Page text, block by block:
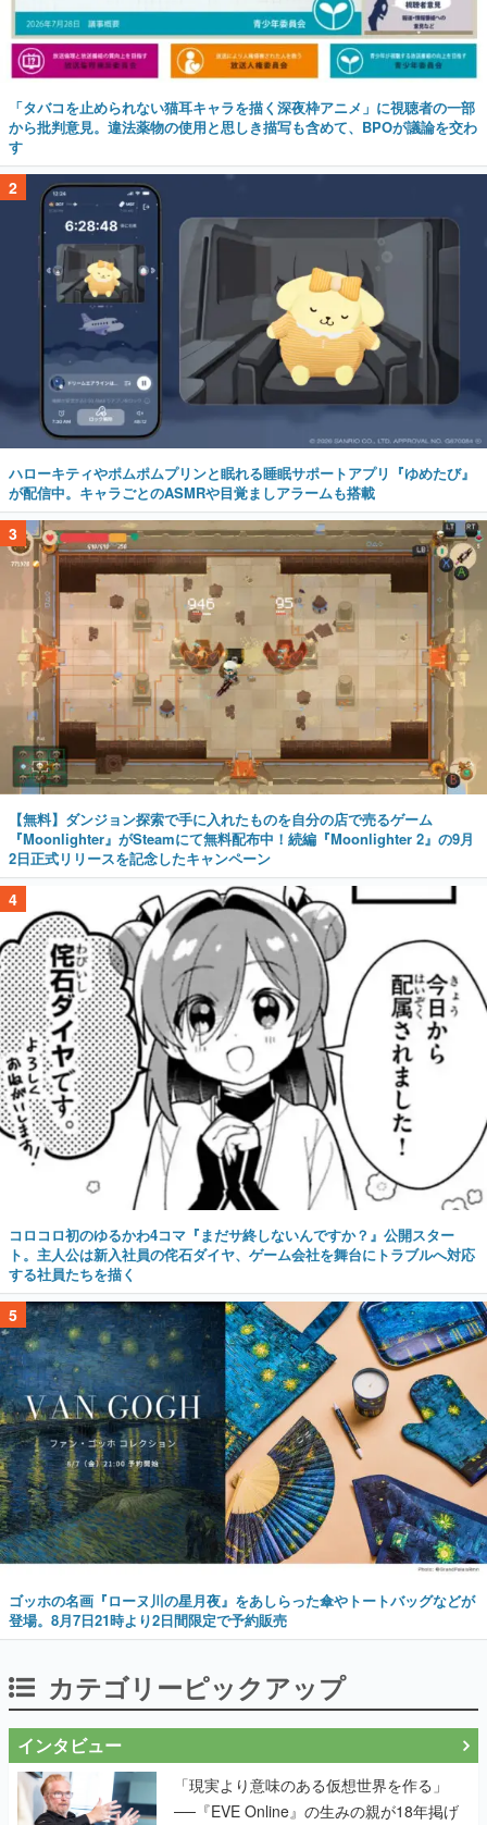
「タバコを止められない猫耳キャラを描く深夜枠アニメ」に視聴者の一部
から批判意見。違法薬物の使用と思しき描写も含めて、BPOが議論を交わ
す
2
ハローキティやポムポムプリンと眠れる睡眠サポートアプリ『ゆめたび』
が配信中。キャラごとのASMRや目覚ましアラームも搭載
3
【無料】ダンジョン探索で手に入れたものを自分の店で売るゲーム
『Moonlighter』がSteamにて無料配布中！続編『Moonlighter 2』の9月
2日正式リリースを記念したキャンペーン
4
コロコロ初のゆるかわ4コマ『まだサ終しないんですか？』公開スター
ト。主人公は新入社員の侘石ダイヤ、ゲーム会社を舞台にトラブルへ対応
する社員たちを描く
5
ゴッホの名画『ローヌ川の星月夜』をあしらった傘やトートバッグなどが
登場。8月7日21時より2日間限定で予約販売
カテゴリーピックアップ
インタビュー
「現実より意味のある仮想世界を作る」
──『EVE Online』の生みの親が18年掲げ